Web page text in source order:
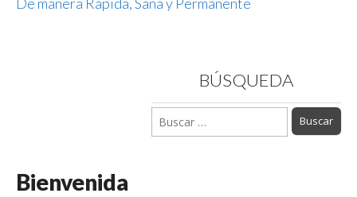
BÚSQUEDA
Buscar:
Bienvenida